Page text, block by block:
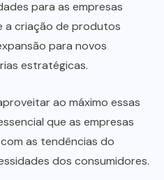
para as empresas
a criação de produtos
para novos
estratégicas.
ao máximo essas
que as empresas
as tendências do
dos consumidores.